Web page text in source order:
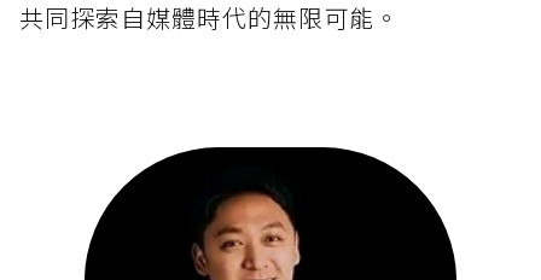
共同探索自媒體時代的無限可能。